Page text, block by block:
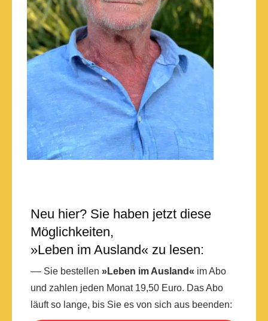
Neu hier? Sie haben jetzt diese
Möglichkeiten,
»Leben im Ausland« zu lesen:
–– Sie bestellen »Leben im Ausland« im Abo
und zahlen jeden Monat 19,50 Euro. Das Abo
läuft so lange, bis Sie es von sich aus beenden: